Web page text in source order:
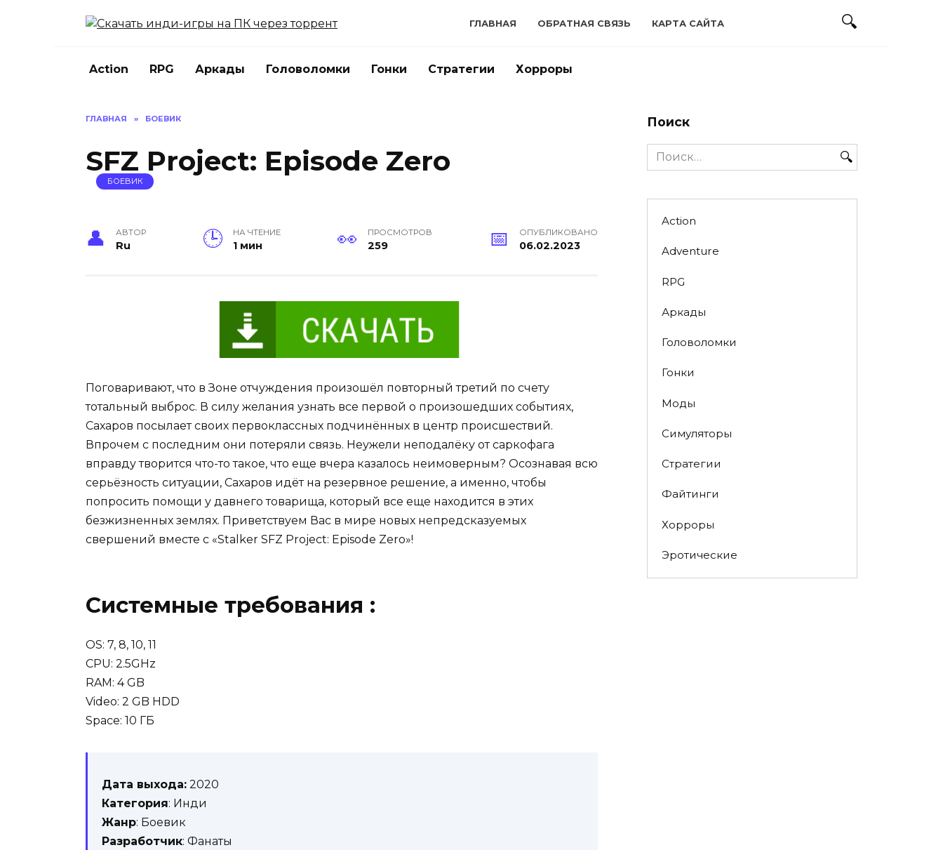
ГЛАВНАЯ ОБРАТНАЯ СВЯЗЬ КАРТА САЙТА
Action RPG Аркады Головоломки Гонки Стратегии Хорроры
ГЛАВНАЯ » БОЕВИК
SFZ Project: Episode Zero
БОЕВИК
АВТОР
Ru
НА ЧТЕНИЕ
1 мин
ПРОСМОТРОВ
259
ОПУБЛИКОВАНО
06.02.2023
Поговаривают, что в Зоне отчуждения произошёл повторный третий по счету
тотальный выброс. В силу желания узнать все первой о произошедших событиях,
Сахаров посылает своих первоклассных подчинённых в центр происшествий.
Впрочем с последним они потеряли связь. Неужели неподалёку от саркофага
вправду творится что-то такое, что еще вчера казалось неимоверным? Осознавая всю
серьёзность ситуации, Сахаров идёт на резервное решение, а именно, чтобы
попросить помощи у давнего товарища, который все еще находится в этих
безжизненных землях. Приветствуем Вас в мире новых непредсказуемых
свершений вместе с «Stalker SFZ Project: Episode Zero»!
Системные требования :
OS: 7, 8, 10, 11
CPU: 2.5GHz
RAM: 4 GB
Video: 2 GB HDD
Space: 10 ГБ
Дата выхода: 2020
Категория: Инди
Жанр: Боевик
Разработчик: Фанаты
Поиск
Search
for:
Action
Adventure
RPG
Аркады
Головоломки
Гонки
Моды
Симуляторы
Стратегии
Файтинги
Хорроры
Эротические